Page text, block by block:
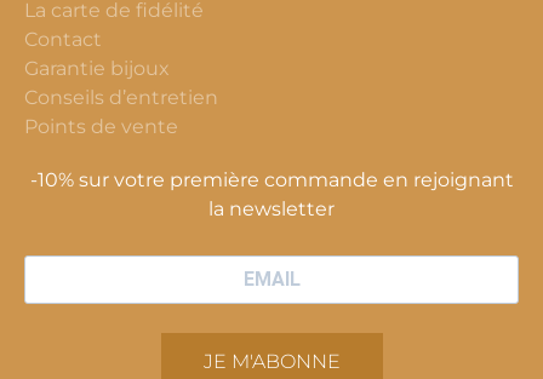
La carte de fidélité
Contact
Garantie bijoux
Conseils d’entretien
Points de vente
-10% sur votre première commande en rejoignant
la newsletter
JE M'ABONNE